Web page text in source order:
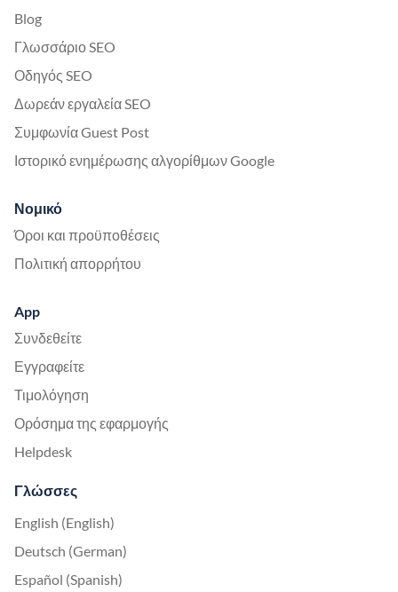
Blog
Γλωσσάριο SEO
Οδηγός SEO
Δωρεάν εργαλεία SEO
Συμφωνία Guest Post
Ιστορικό ενημέρωσης αλγορίθμων Google
Νομικό
Όροι και προϋποθέσεις
Πολιτική απορρήτου
App
Συνδεθείτε
Εγγραφείτε
Τιμολόγηση
Ορόσημα της εφαρμογής
Helpdesk
Γλώσσες
English (English)
Deutsch (German)
Español (Spanish)